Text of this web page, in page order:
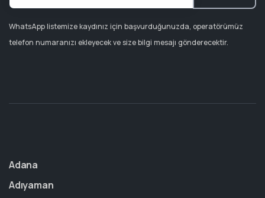
WhatsApp listemize kaydınız için başvurduğunuzda, operatörümüz
telefon numaranızı ekleyecek ve size bilgi mesajı gönderecektir.
Adana
Adıyaman